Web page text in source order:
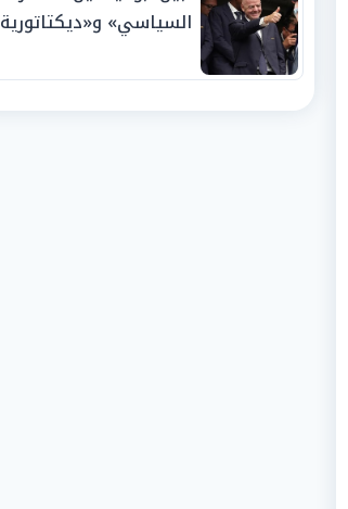
السياسي» و«ديكتاتورية
الفيفا».. وإقالة